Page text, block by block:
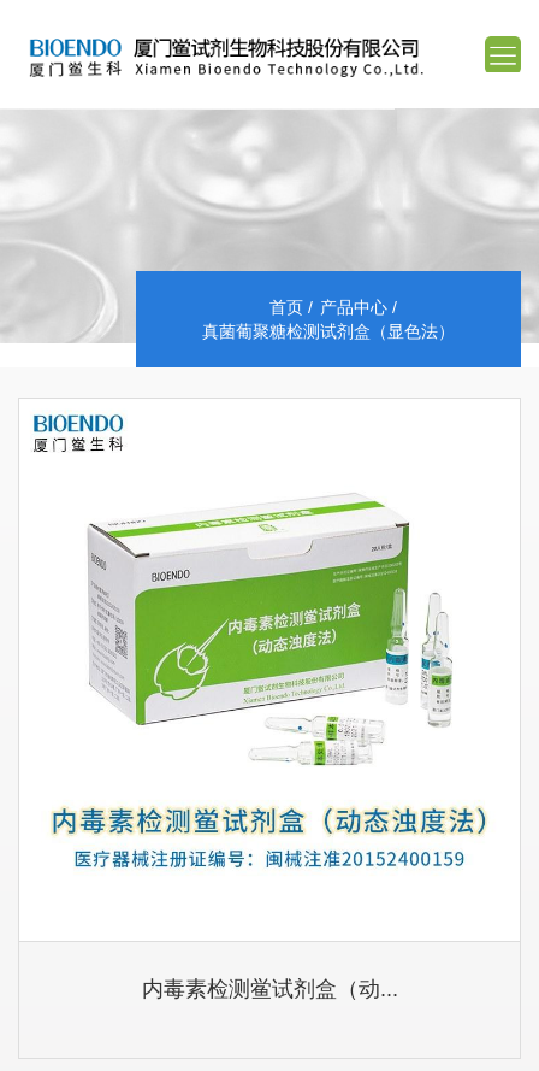
首页
产品中心
真菌葡聚糖检测试剂盒（显色法）
内毒素检测鲎试剂盒（动...